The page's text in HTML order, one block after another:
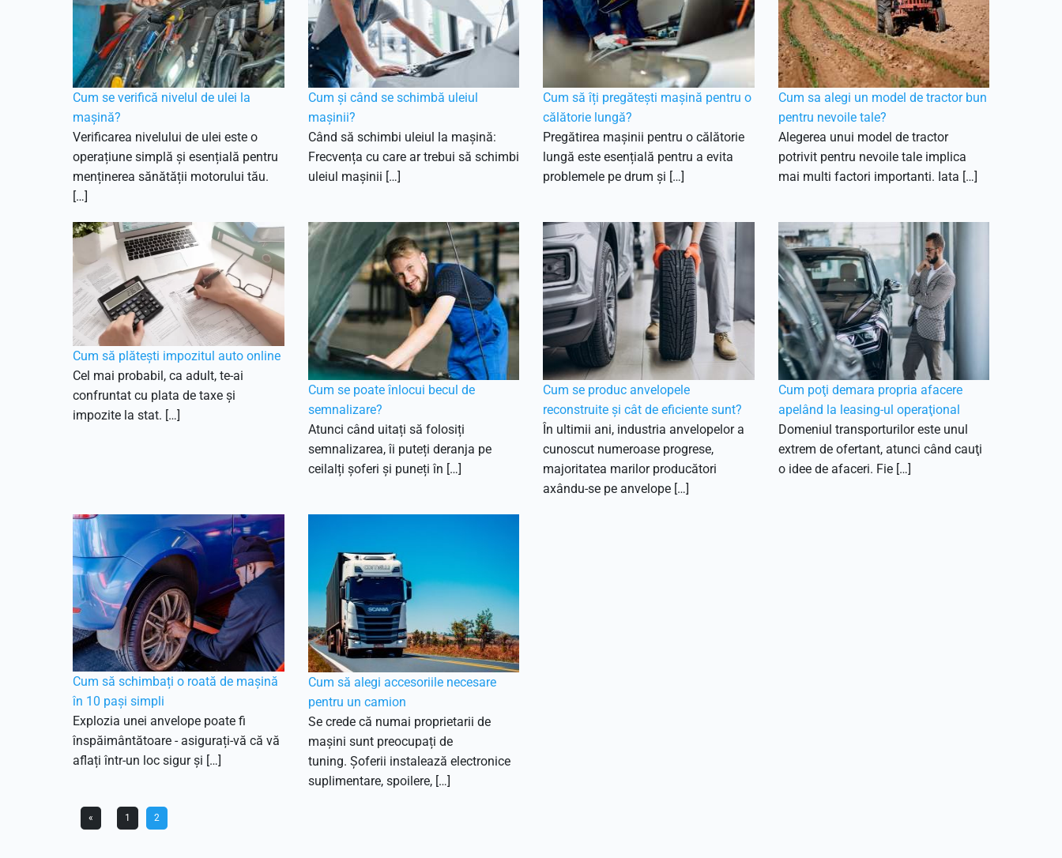
Cum se verifică nivelul de ulei la
mașină?
Verificarea nivelului de ulei este o
operațiune simplă și esențială pentru
menținerea sănătății motorului tău.
[…]
Cum și când se schimbă uleiul
mașinii?
Când să schimbi uleiul la mașină:
Frecvența cu care ar trebui să schimbi
uleiul mașinii […]
Cum să îți pregătești mașină pentru o
călătorie lungă?
Pregătirea mașinii pentru o călătorie
lungă este esențială pentru a evita
problemele pe drum și […]
Cum sa alegi un model de tractor bun
pentru nevoile tale?
Alegerea unui model de tractor
potrivit pentru nevoile tale implica
mai multi factori importanti. Iata […]
Cum să plătești impozitul auto online
Cel mai probabil, ca adult, te-ai
confruntat cu plata de taxe și
impozite la stat. […]
Cum se poate înlocui becul de
semnalizare?
Atunci când uitați să folosiți
semnalizarea, îi puteți deranja pe
ceilalți șoferi și puneți în […]
Cum se produc anvelopele
reconstruite și cât de eficiente sunt?
În ultimii ani, industria anvelopelor a
cunoscut numeroase progrese,
majoritatea marilor producători
axându-se pe anvelope […]
Cum poţi demara propria afacere
apelând la leasing-ul operaţional
Domeniul transporturilor este unul
extrem de ofertant, atunci când cauţi
o idee de afaceri. Fie […]
Cum să schimbați o roată de mașină
în 10 pași simpli
Explozia unei anvelope poate fi
înspăimântătoare - asigurați-vă că vă
aflați într-un loc sigur și […]
Cum să alegi accesoriile necesare
pentru un camion
Se crede că numai proprietarii de
mașini sunt preocupați de
tuning. Șoferii instalează electronice
suplimentare, spoilere, […]
« 1 2